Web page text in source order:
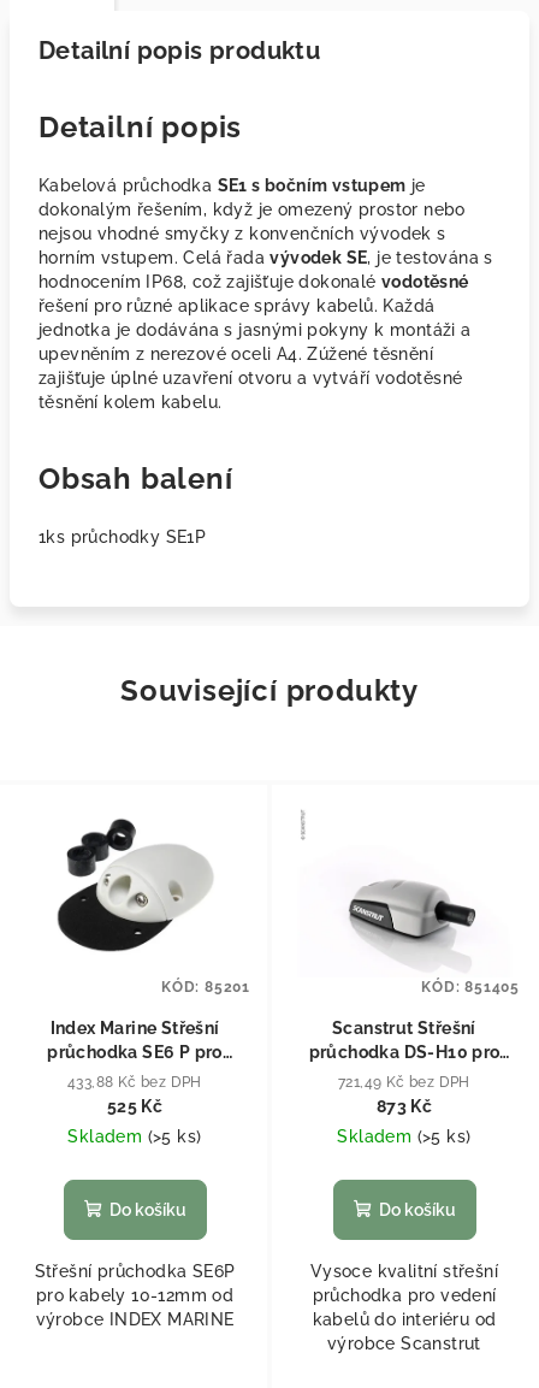
Detailní popis produktu
Detailní popis
Kabelová průchodka SE1 s bočním vstupem je
dokonalým řešením, když je omezený prostor nebo
nejsou vhodné smyčky z konvenčních vývodek s
horním vstupem. Celá řadavývodek SE, je testována s
hodnocením IP68, což zajišťuje dokonalé vodotěsné
řešení pro různé aplikace správy kabelů. Každá
jednotka je dodávána s jasnými pokyny k montáži a
upevněním z nerezové oceli A4. Zúžené těsnění
zajišťuje úplné uzavření otvoru a vytváří vodotěsné
těsnění kolem kabelu.
Obsah balení
1ks průchodky SE1P
Související produkty
Index Marine Střešní
průchodka SE6 P pro
kabely 10-12mm
433,88 Kč bez DPH
525 Kč
Skladem (>5 ks)
Do košíku
Střešní průchodka SE6P
pro kabely 10-12mm od
výrobce INDEX MARINE
KÓD: 85201
Scanstrut Střešní
průchodka DS-H10 pro
kabel 6-10mm Šedá
721,49 Kč bez DPH
873 Kč
Skladem (>5 ks)
Do košíku
Vysoce kvalitní střešní
průchodka pro vedení
kabelů do interiéru od
výrobce Scanstrut
KÓD:851405